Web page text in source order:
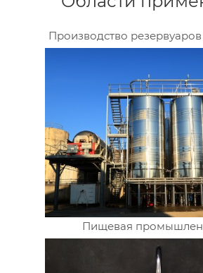
Производство
Пищевая